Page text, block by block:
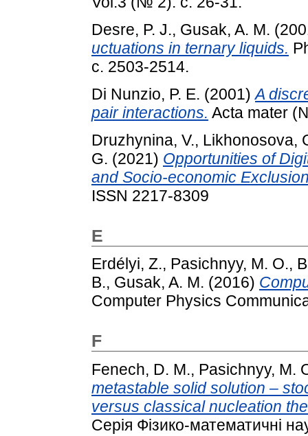
Desre, P. J., Gusak, A. M.
uctuations in ternary liquids.
с. 2503-2514.
Di Nunzio, P. E. (2001)A
pair interactions. Acta mater
Druzhynina, V., Likhonosova,
G. (2021) Opportunities of
and Socio-economic
ISSN 2217-8309
E
Erdélyi, Z., Pasichnyy, M. O.,
B., Gusak, A. M. (2016)
Computer Physics
F
Fenech, D. M., Pasichnyy, M.
metastable solid solution –
versus classical nucleation
Серія Фізико-математичні